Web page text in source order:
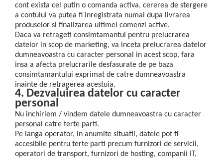
cont exista cel putin o comanda activa, cererea de stergere
a contului va putea fi inregistrata numai dupa livrarea
produselor si finalizarea ultimei comenzi active.
Daca va retrageti consimtamantul pentru prelucrarea
datelor in scop de marketing, va inceta prelucrarea datelor
dumneavoastra cu caracter personal in acest scop, fara
insa a afecta prelucrarile desfasurate de pe baza
consimtamantului exprimat de catre dumneavoastra
inainte de retragerea acestuia.
4. Dezvaluirea datelor cu caracter
personal
Nu inchiriem / vindem datele dumneavoastra cu caracter
personal catre terte parti.
Pe langa operator, in anumite situatii, datele pot fi
accesibile pentru terte parti precum furnizori de servicii,
operatori de transport, furnizori de hosting, companii IT,